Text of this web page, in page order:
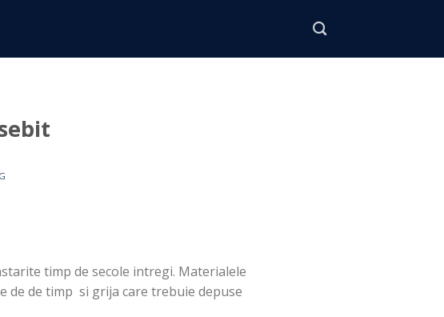
timp de secole intregi. Materialele
de de timp si grija care trebuie depuse